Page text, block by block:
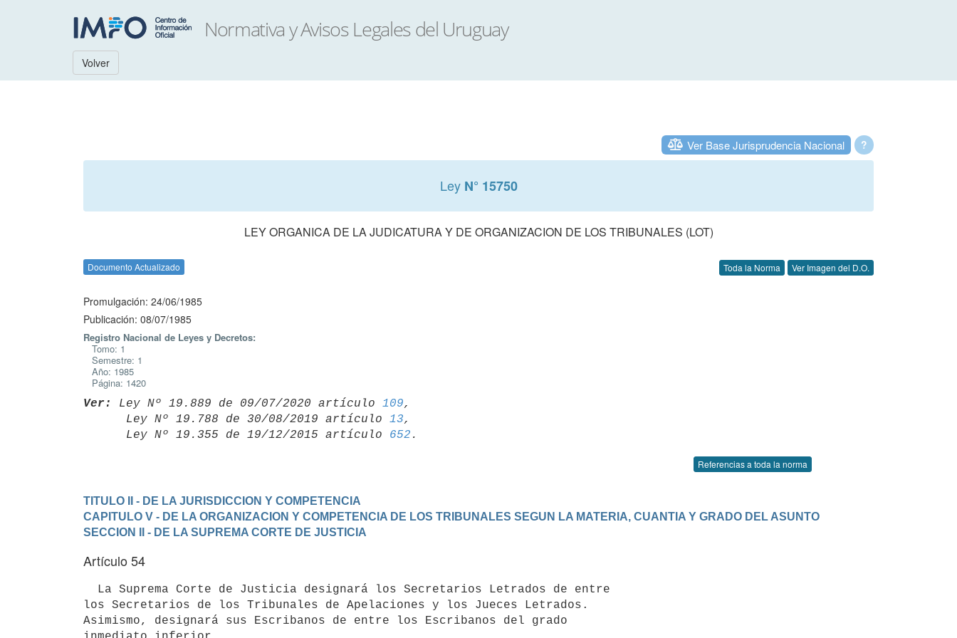
Volver
?
Ver Base Jurisprudencia Nacional
Ley N° 15750
LEY ORGANICA DE LA JUDICATURA Y DE ORGANIZACION DE LOS TRIBUNALES (LOT)
Documento Actualizado Toda la Norma Ver Imagen del D.O.
Promulgación: 24/06/1985
Publicación: 08/07/1985
Registro Nacional de Leyes y Decretos:
Tomo: 1
Semestre: 1
Año: 1985
Página: 1420
Ver: Ley Nº 19.889 de 09/07/2020 artículo 109,
      Ley Nº 19.788 de 30/08/2019 artículo
13,
      Ley Nº 19.355 de 19/12/2015 artículo
652
Referencias a toda la norma
TITULO II - DE LA JURISDICCION Y COMPETENCIA
CAPITULO V - DE LA ORGANIZACION Y COMPETENCIA DE LOS TRIBUNALES SEGUN LA MATERIA, CUANTIA Y GRADO DEL ASUNTO
SECCION II - DE LA SUPREMA CORTE DE JUSTICIA
Artículo 54
los Secretarios de los Tribunales de Apelaciones y los Jueces Letrados.
Asimismo, designará sus Escribanos de entre los Escribanos del grado